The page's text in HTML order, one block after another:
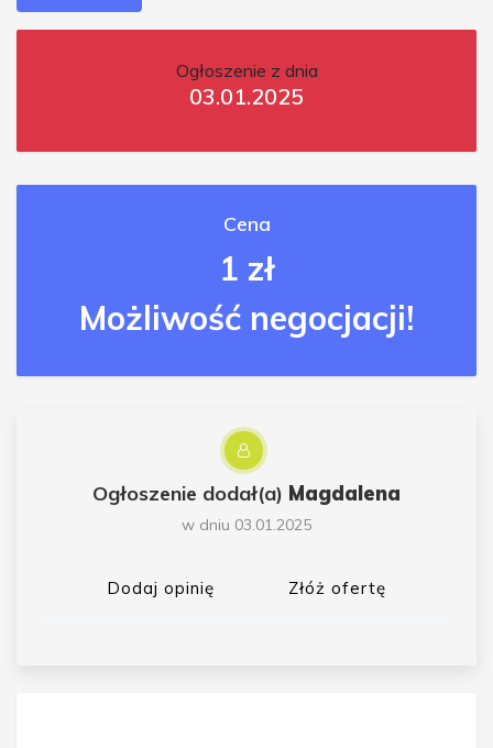
Ogłoszenie z dnia
03.01.2025
Cena
1 zł
Możliwość negocjacji!
Ogłoszenie dodał(a) Magdalena
w dniu 03.01.2025
Dodaj opinię Złóż ofertę